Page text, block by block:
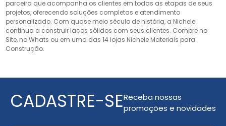
parceira que acompanha os clientes em todas as etapas de seus
projetos, oferecendo soluções completas e atendimento
personalizado. Com quase meio século de história, a Nichele
continua a construir laços sólidos com seus clientes. Compre no
Site, no Whats ou em uma das 14 lojas Nichele Materiais para
Construção.
CADASTRE-SEReceba nossas
promoções e novidades